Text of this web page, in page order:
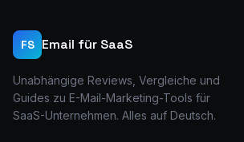
FS Email für SaaS
Unabhängige Reviews, Vergleiche und
Guides zu E-Mail-Marketing-Tools für
SaaS-Unternehmen. Alles auf Deutsch.